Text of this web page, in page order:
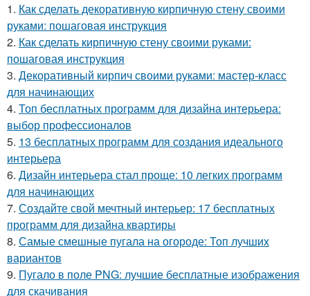
1. Как сделать декоративную кирпичную стену своими
руками: пошаговая инструкция
2. Как сделать кирпичную стену своими руками:
пошаговая инструкция
3. Декоративный кирпич своими руками: мастер-класс
для начинающих
4. Топ бесплатных программ для дизайна интерьера:
выбор профессионалов
5. 13 бесплатных программ для создания идеального
интерьера
6. Дизайн интерьера стал проще: 10 легких программ
для начинающих
7. Создайте свой мечтный интерьер: 17 бесплатных
программ для дизайна квартиры
8. Самые смешные пугала на огороде: Топ лучших
вариантов
9. Пугало в поле PNG: лучшие бесплатные изображения
для скачивания